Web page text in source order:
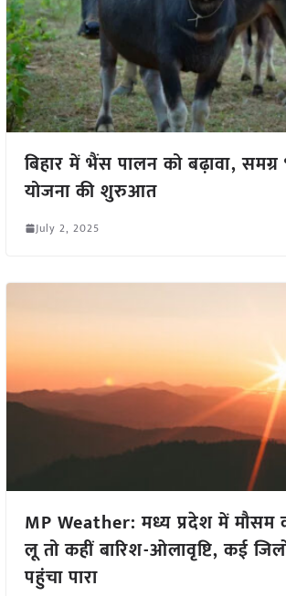
बिहार में भैंस पालन को बढ़ावा,
योजना की शुरुआत
July 2, 2025
MP Weather: मध्य प्रदेश में मौसम
लू तो कहीं बारिश-ओलावृष्टि, कई
पहुंचा पारा